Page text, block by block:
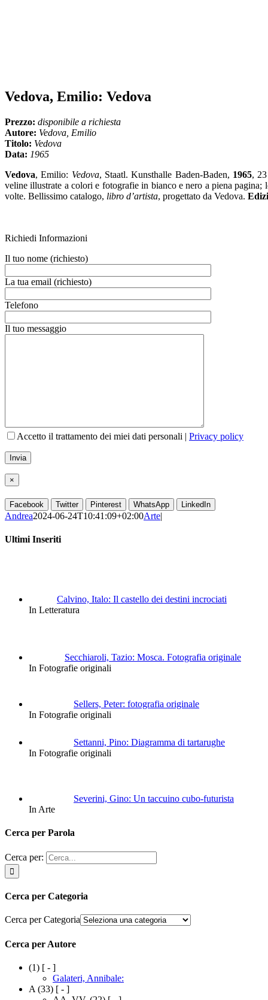
Vedova, Emilio: Vedova
Prezzo: disponibile a richiesta
Autore: Vedova, Emilio
Titolo: Vedova
Data: 1965
Vedova, Emilio: Vedova, Staatl. Kunsthalle Baden-Baden, 1965,
veline illustrate a colori e fotografie in bianco e nero a piena
volte. Bellissimo catalogo, libro d’artista, progettato da Vedova.
Richiedi Informazioni
Il tuo nome (richiesto)
La tua email (richiesto)
Telefono
Il tuo messaggio
Accetto il trattamento dei miei dati personali | Privacy policy
×
Facebook Twitter Pinterest WhatsApp LinkedIn
Andrea2024-06-24T10:41:09+02:00Arte|
Ultimi Inseriti
Calvino, Italo: Il castello dei destini incrociati
In Letteratura
Secchiaroli, Tazio: Mosca. Fotografia originale
In Fotografie originali
Sellers, Peter: fotografia originale
In Fotografie originali
Settanni, Pino: Diagramma di tartarughe
In Fotografie originali
Severini, Gino: Un taccuino cubo-futurista
In Arte
Cerca per Parola
Cerca per:
Cerca per Categoria
Cerca per Categoria
Cerca per Autore
(1) [ - ]
Galateri, Annibale:
A (33) [ - ]